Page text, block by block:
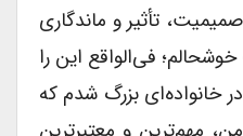
تأثیر و ماندگاری
فی‌الواقع این را
خانواده‌ای بزرگ شدم که